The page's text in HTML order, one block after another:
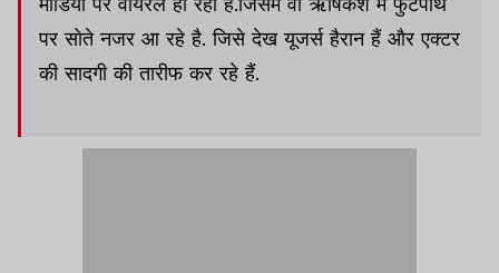
पर सोते नजर आ रहे है. जिसे देख यूजर्स हैरान हैं और एक्टर
की सादगी की तारीफ कर रहे हैं.